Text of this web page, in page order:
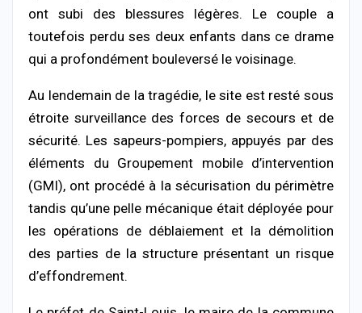
ont subi des blessures légères. Le couple a
toutefois perdu ses deux enfants dans ce drame
qui a profondément bouleversé le voisinage.
Au lendemain de la tragédie, le site est resté sous
étroite surveillance des forces de secours et de
sécurité. Les sapeurs-pompiers, appuyés par des
éléments du Groupement mobile d’intervention
(GMI), ont procédé à la sécurisation du périmètre
tandis qu’une pelle mécanique était déployée pour
les opérations de déblaiement et la démolition
des parties de la structure présentant un risque
d’effondrement.